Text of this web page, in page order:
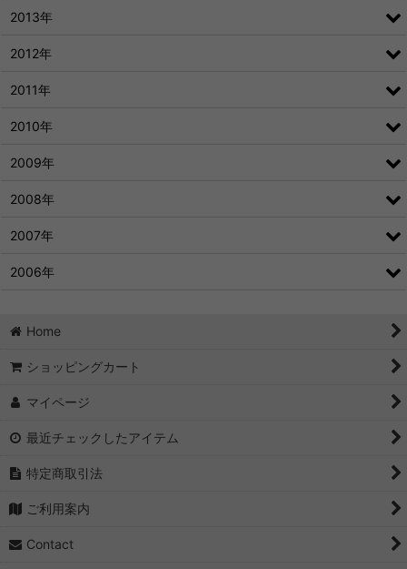
2013年
2012年
2011年
2010年
2009年
2008年
2007年
2006年
Home
ショッピングカート
マイページ
最近チェックしたアイテム
特定商取引法
ご利用案内
Contact